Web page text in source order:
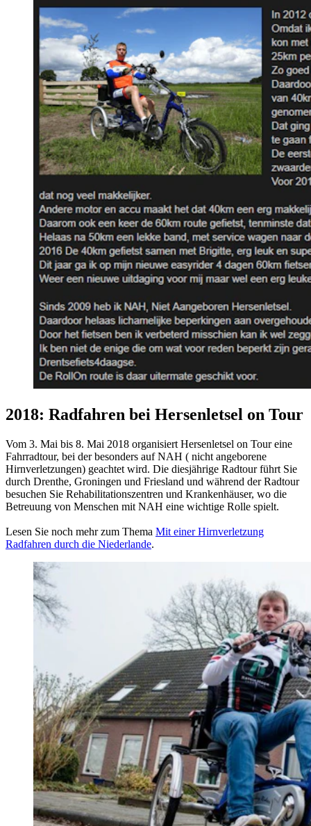
2018: Radfahren bei Hersenletsel on Tour
Vom 3. Mai bis 8. Mai 2018 organisiert Hersenletsel on Tour eine
Fahrradtour, bei der besonders auf NAH ( nicht angeborene
Hirnverletzungen) geachtet wird. Die diesjährige Radtour führt Sie
durch Drenthe, Groningen und Friesland und während der Radtour
besuchen Sie Rehabilitationszentren und Krankenhäuser, wo die
Betreuung von Menschen mit NAH eine wichtige Rolle spielt.
Lesen Sie noch mehr zum Thema Mit einer Hirnverletzung
Radfahren durch die Niederlande.